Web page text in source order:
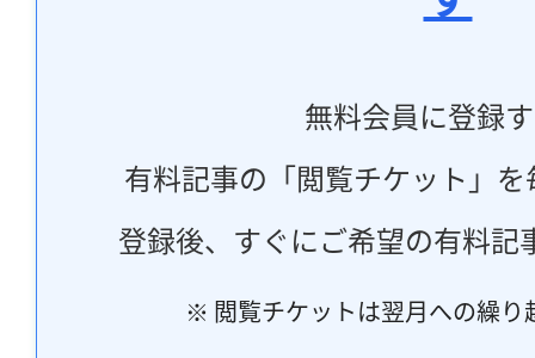
無料会員に登録
有料記事の「閲覧チケット」
登録後、すぐにご希望の有料記
※ 閲覧チケットは翌月への繰り